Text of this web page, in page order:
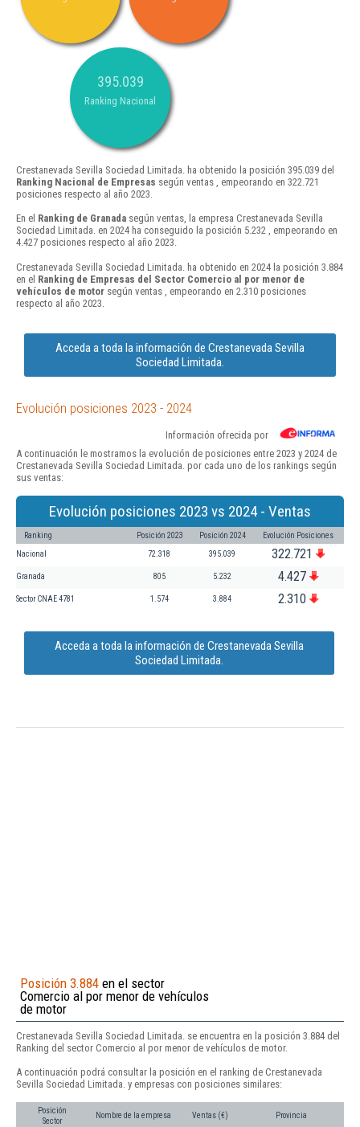
395.039
Ranking Nacional
Crestanevada Sevilla Sociedad Limitada. ha obtenido la posición 395.039 del
Ranking Nacional de Empresas según ventas , empeorando en 322.721
posiciones respecto al año 2023.
En el Ranking de Granada según ventas, la empresa Crestanevada Sevilla
Sociedad Limitada. en 2024 ha conseguido la posición 5.232 , empeorando en
4.427 posiciones respecto al año 2023.
Crestanevada Sevilla Sociedad Limitada. ha obtenido en 2024 la posición 3.884
en el Ranking de Empresas del Sector Comercio al por menor de
vehículos de motor según ventas , empeorando en 2.310 posiciones
respecto al año 2023.
Acceda a toda la información de Crestanevada Sevilla
Sociedad Limitada.
Evolución posiciones 2023 - 2024
Información ofrecida por
A continuación le mostramos la evolución de posiciones entre 2023 y 2024 de
Crestanevada Sevilla Sociedad Limitada. por cada uno de los rankings según
sus ventas:
Evolución posiciones 2023 vs 2024 - Ventas
Ranking Posición 2023 Posición 2024 Evolución Posiciones
Nacional 72.318 395.039 322.721
Granada 805 5.232 4.427
Sector CNAE 4781 1.574 3.884 2.310
Acceda a toda la información de Crestanevada Sevilla
Sociedad Limitada.
Posición 3.884 en el sector
Comercio al por menor de vehículos
de motor
Crestanevada Sevilla Sociedad Limitada. se encuentra en la posición 3.884 del
Ranking del sector Comercio al por menor de vehículos de motor.
A continuación podrá consultar la posición en el ranking de Crestanevada
Sevilla Sociedad Limitada. y empresas con posiciones similares:
Posición
Sector
Nombre de la empresa Ventas (€) Provincia